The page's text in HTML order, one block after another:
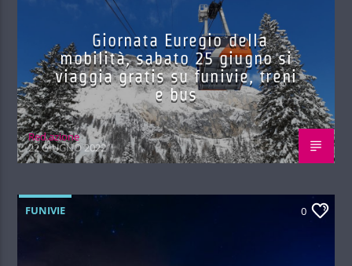
Giornata Euregio della
mobilità, sabato 25 giugno si
viaggia gratis su funivie, treni
e bus
Red.azione
22 GIUGNO 2022
FUNIVIE 0